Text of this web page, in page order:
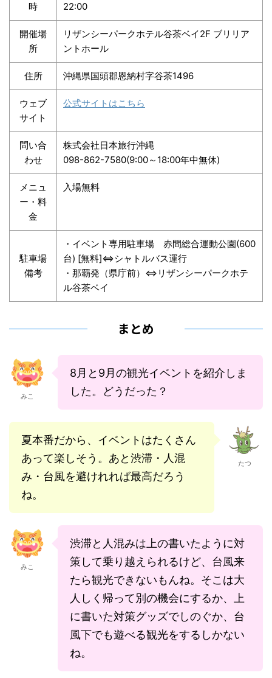
時
22:00
開催場
所
リザンシーパークホテル谷茶ベイ2F ブリリア
ントホール
住所 沖縄県国頭郡恩納村字谷茶1496
ウェブ
サイト
公式サイトはこちら
問い合
わせ
株式会社日本旅行沖縄
098-862-7580(9:00～18:00年中無休)
メニュ
ー・料
金
入場無料
駐車場
備考
・イベント専用駐車場 赤間総合運動公園(600
台) [無料]⇔シャトルバス運行
・那覇発（県庁前）⇔リザンシーパークホテ
ル谷茶ベイ
まとめ
みこ
8月と9月の観光イベントを紹介しま
した。どうだった？
夏本番だから、イベントはたくさん
あって楽しそう。あと渋滞・人混
み・台風を避けれれば最高だろう
ね。
たつ
みこ
渋滞と人混みは上の書いたように対
策して乗り越えられるけど、台風来
たら観光できないもんね。そこは大
人しく帰って別の機会にするか、上
に書いた対策グッズでしのぐか、台
風下でも遊べる観光をするしかない
ね。